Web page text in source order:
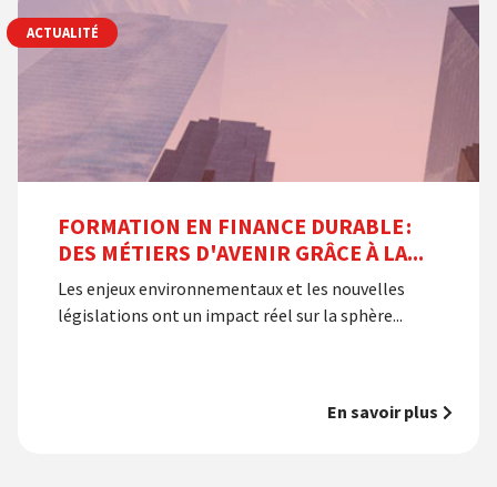
FORMATION EN FINANCE DURABLE :
DES MÉTIERS D'AVENIR GRÂCE À LA...
Les enjeux environnementaux et les nouvelles
législations ont un impact réel sur la sphère...
En savoir plus
ACTUALITÉ